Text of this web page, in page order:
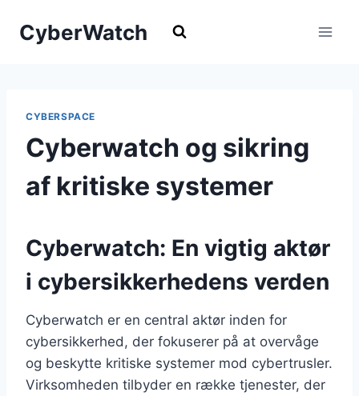
CyberWatch
CYBERSPACE
Cyberwatch og sikring
af kritiske systemer
Cyberwatch: En vigtig aktør
i cybersikkerhedens verden
Cyberwatch er en central aktør inden for
cybersikkerhed, der fokuserer på at overvåge
og beskytte kritiske systemer mod cybertrusler.
Virksomheden tilbyder en række tjenester, der